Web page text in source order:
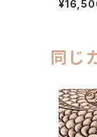
型ケース
同じ